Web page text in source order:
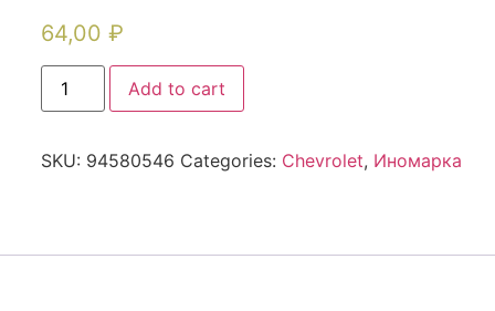
64,00 ₽
Add to cart
SKU: 94580546 Categories: Chevrolet, Иномарка